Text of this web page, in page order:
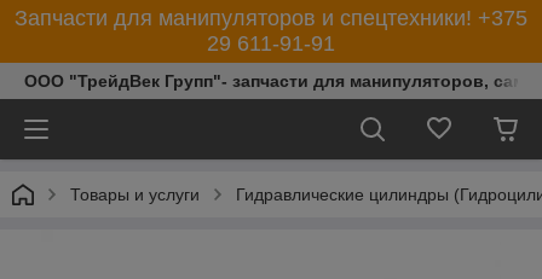
Запчасти для манипуляторов и спецтехники! +375
29 611-91-91
ООО "ТрейдВек Групп"- запчасти для манипуляторов,
Товары и услуги Гидравлические цилиндры